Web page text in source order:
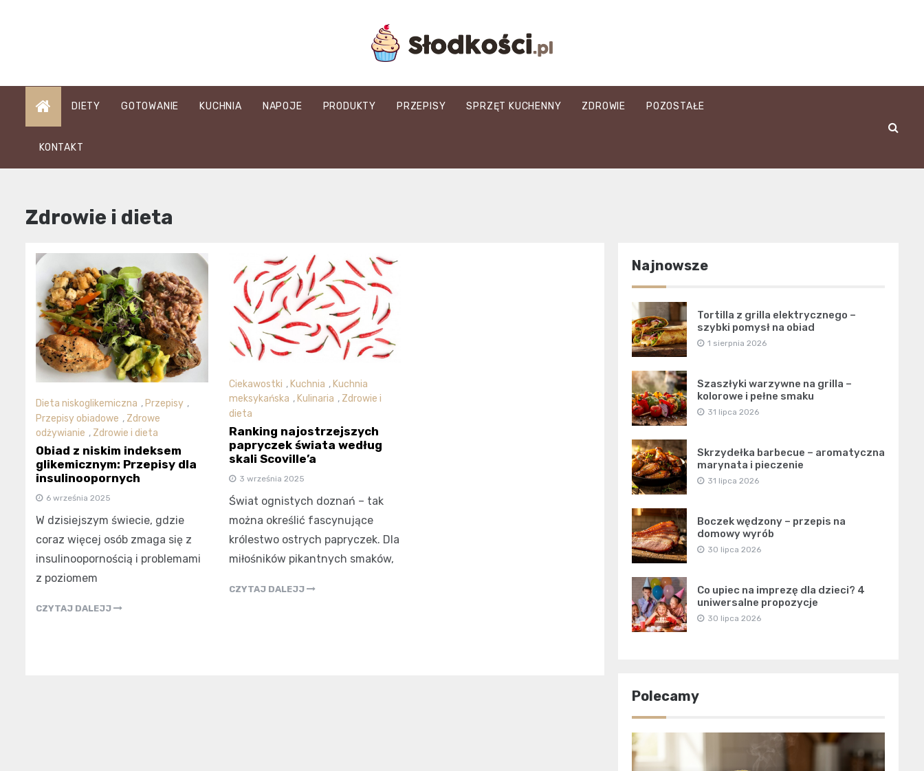
slodkosci.pl
DIETY GOTOWANIE KUCHNIA NAPOJE PRODUKTY PRZEPISY SPRZĘT KUCHENNY ZDROWIE POZOSTAŁE
KONTAKT
Zdrowie i dieta
Dieta niskoglikemiczna , Przepisy ,
Przepisy obiadowe , Zdrowe
odżywianie , Zdrowie i dieta
Obiad z niskim indeksem
glikemicznym: Przepisy dla
insulinoopornych
6 września 2025
W dzisiejszym świecie, gdzie
coraz więcej osób zmaga się z
insulinoopornością i problemami
z poziomem
CZYTAJ DALEJJ
Ciekawostki , Kuchnia , Kuchnia
meksykańska , Kulinaria , Zdrowie i
dieta
Ranking najostrzejszych
papryczek świata według
skali Scoville’a
3 września 2025
Świat ognistych doznań – tak
można określić fascynujące
królestwo ostrych papryczek. Dla
miłośników pikantnych smaków,
CZYTAJ DALEJJ
Najnowsze
Tortilla z grilla elektrycznego –
szybki pomysł na obiad
1 sierpnia 2026
Szaszłyki warzywne na grilla –
kolorowe i pełne smaku
31 lipca 2026
Skrzydełka barbecue – aromatyczna
marynata i pieczenie
31 lipca 2026
Boczek wędzony – przepis na
domowy wyrób
30 lipca 2026
Co upiec na imprezę dla dzieci? 4
uniwersalne propozycje
30 lipca 2026
Polecamy